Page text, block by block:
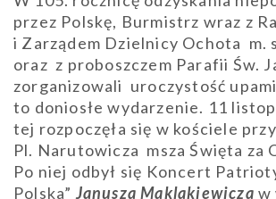
przez Polskę, Burmistrz wraz z
i Zarządem Dzielnicy Ochota m.
oraz z proboszczem Parafii Św.
zorganizowali uroczystość
to doniosłe wydarzenie. 11
tej rozpoczęła się w kościele przy
Pl. Narutowicza msza Święta za
Po niej odbył się Koncert
Polska” Janusza Maklakiewicza w